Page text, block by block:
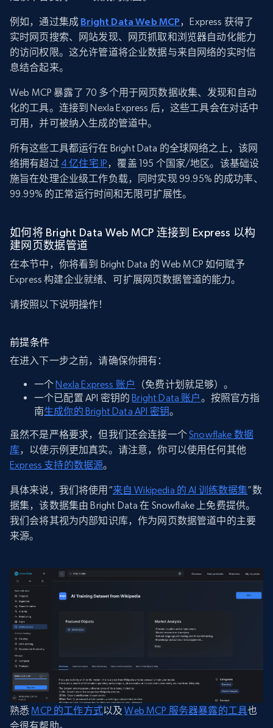
例如，通过集成 Bright Data Web MCP，Express 获得了
实时网页搜索、网站发现、网页抓取和浏览器自动化能力
的访问权限。这允许管道将企业数据与来自网络的实时信
息结合起来。
Web MCP 暴露了 70 多个用于网页数据收集、发现和自动
化的工具。连接到 Nexla Express 后，这些工具会在对话中
可用，并可被纳入生成的管道中。
所有这些工具都运行在 Bright Data 的全球网络之上，该网
络拥有超过 4 亿住宅 IP，覆盖 195 个国家/地区。该基础设
施旨在处理企业级工作负载，同时实现 99.95% 的成功率、
99.99% 的正常运行时间和无限可扩展性。
如何将 Bright Data Web MCP 连接到 Express 以构
建网页数据管道
在本节中，你将看到 Bright Data 的 Web MCP 如何赋予
Express 构建企业就绪、可扩展网页数据管道的能力。
请按照以下说明操作！
前提条件
在进入下一步之前，请确保你拥有：
一个Nexla Express 账户
（免费计划就足够）。
一个已配置 API 密钥的Bright Data 账户。按照官方指
南生成你的 Bright Data API 密钥。
虽然不是严格要求，但我们还会连接一个Snowflake 数据
库，以使示例更加真实。请注意，你可以使用任何其他
Express 支持的数据源。
具体来说，我们将使用“来自 Wikipedia 的 AI 训练数据集”数
据集，该数据集由 Bright Data 在 Snowflake 上免费提供。
我们会将其视为内部知识库，作为网页数据管道中的主要
来源。
熟悉MCP 的工作方式以及Web MCP 服务器暴露的工具也